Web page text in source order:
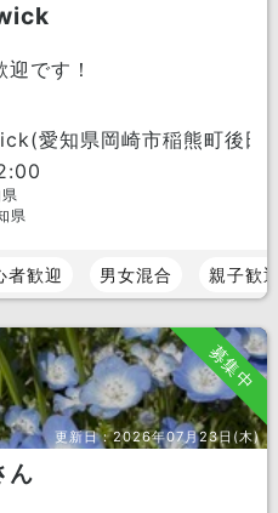
です！
愛知県岡崎市稲熊町後田
県
者歓迎 男女混合 親子歓
募集中
更新日：2026年07月23日(木)
ん